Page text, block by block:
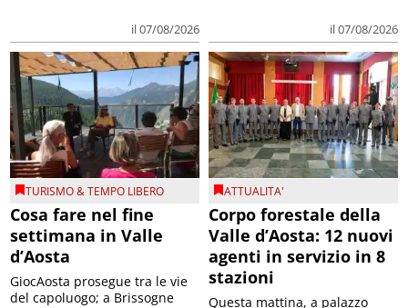
il 07/08/2026 il 07/08/2026
TURISMO & TEMPO LIBERO
Cosa fare nel fine
settimana in Valle
d’Aosta
GiocAosta prosegue tra le vie
del capoluogo; a Brissogne
ATTUALITA'
Corpo forestale della
Valle d’Aosta: 12 nuovi
agenti in servizio in 8
stazioni
Questa mattina, a palazzo